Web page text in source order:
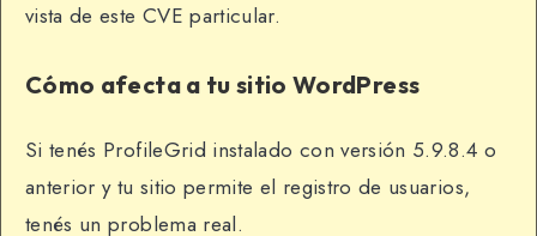
vista de este CVE particular.
Cómo afecta a tu sitio WordPress
Si tenés ProfileGrid instalado con versión 5.9.8.4 o
anterior y tu sitio permite el registro de usuarios,
tenés un problema real.